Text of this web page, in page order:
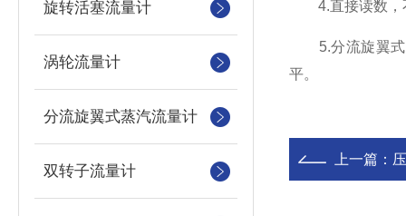
旋转活塞流量计
涡轮流量计
分流旋翼式蒸汽流量计
双转子流量计
4.直接读数，不
5.分流旋翼式
平。
上一篇：